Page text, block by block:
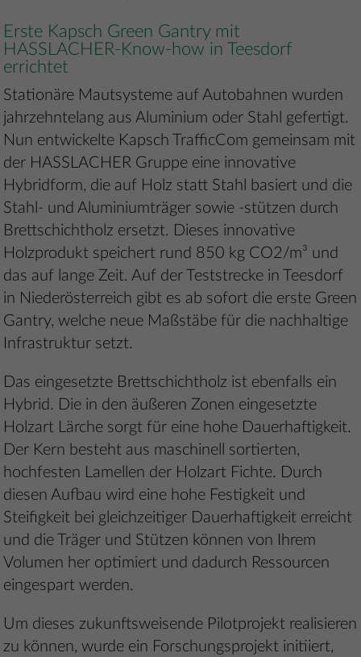
Erste Kapsch Green Gantry mit
HASSLACHER-Know-how in Teesdorf
errichtet
Stationäre Mautsysteme auf Autobahnen wurden
jahrzehntelang aus Aluminium oder Stahl gefertigt.
Nun entwickelte Kapsch TrafficCom gemeinsam mit
der HASSLACHER Gruppe eine innovative
Hybridform, die auf Holz statt Stahl basiert und die
Stahl- und Aluminiumträger sowie -stützen durch
Brettschichtholz ersetzt. Dieses innovative
Holzprodukt speichert rund 850 kg CO2/m³ und
das auf lange Zeit. Auf der Teststrecke in Teesdorf
in Niederösterreich gibt es ab sofort die erste Green
Gantry, welche neue Maßstäbe für die nachhaltige
Infrastruktur setzt.
Das eingesetzte Brettschichtholz ist ebenfalls ein
Hybrid. Die in den äußeren Zonen eingesetzte
Holzart Lärche sorgt für eine hohe Dauerhaftigkeit.
Der Kern besteht aus maschinell sortierten,
hochfesten Lamellen der Holzart Fichte. Durch
diesen Aufbau wird eine hohe Festigkeit und
Steifigkeit bei gleichzeitiger Dauerhaftigkeit erreicht
und die Träger und Stützen können von Ihrem
Volumen her optimiert und dadurch Ressourcen
eingespart werden.
Um dieses zukunftsweisende Pilotprojekt realisieren
zu können, wurde ein Forschungsprojekt initiiert,